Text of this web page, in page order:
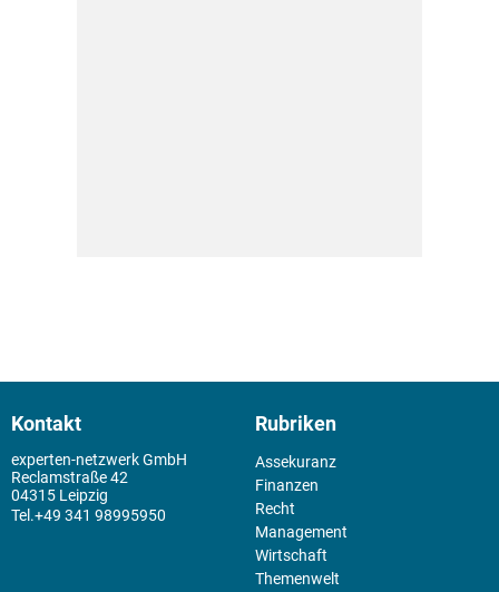
Kontakt
experten-netzwerk GmbH
Reclamstraße 42
04315 Leipzig
+49 341 98995950
Rubriken
Assekuranz
Finanzen
Recht
Management
Wirtschaft
Themenwelt